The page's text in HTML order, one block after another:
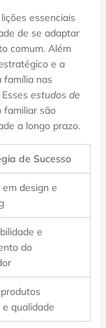
essenciais
de se adaptar
comum. Além
e a
família nas
estudos de
familiar são
a longo prazo.
de Sucesso
em design e
e
do
qualidade